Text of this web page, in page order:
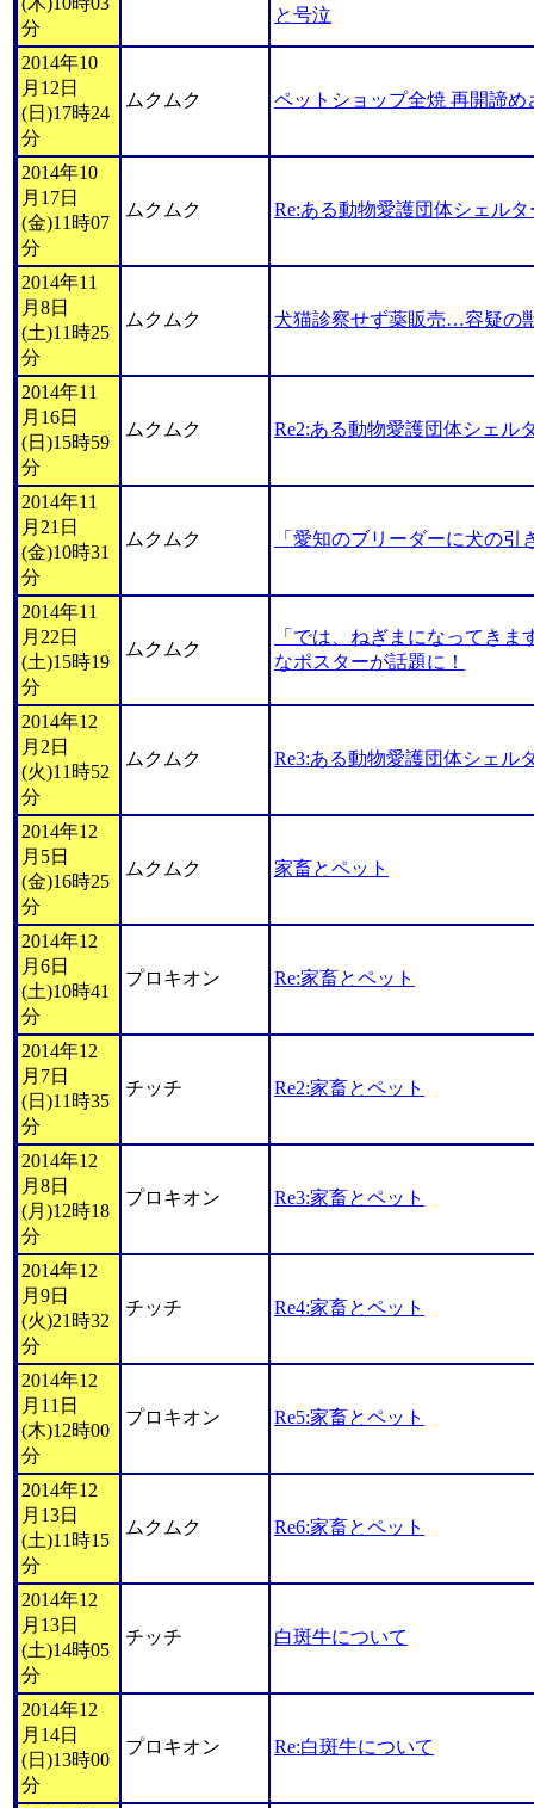
分
と号泣
2014年10
月12日
(日)17時24
分
ムクムク ペットショップ全焼 再開諦め
2014年10
月17日
(金)11時07
分
ムクムク Re:ある動物愛護団体シェル
2014年11
月8日
(土)11時25
分
ムクムク 犬猫診察せず薬販売…容疑の
2014年11
月16日
(日)15時59
分
ムクムク Re2:ある動物愛護団体シェル
2014年11
月21日
(金)10時31
分
ムクムク 「愛知のブリーダーに犬の引
2014年11
月22日
(土)15時19
分
ムクムク
「では、ねぎまになってき
なポスターが話題に！
2014年12
月2日
(火)11時52
分
ムクムク Re3:ある動物愛護団体シェル
2014年12
月5日
(金)16時25
分
ムクムク 家畜とペット
2014年12
月6日
(土)10時41
分
プロキオン Re:家畜とペット
2014年12
月7日
(日)11時35
分
チッチ Re2:家畜とペット
2014年12
月8日
(月)12時18
分
プロキオン Re3:家畜とペット
2014年12
月9日
(火)21時32
分
チッチ Re4:家畜とペット
2014年12
月11日
(木)12時00
分
プロキオン Re5:家畜とペット
2014年12
月13日
(土)11時15
分
ムクムク Re6:家畜とペット
2014年12
月13日
(土)14時05
分
チッチ 白斑牛について
2014年12
月14日
(日)13時00
分
プロキオン Re:白斑牛について